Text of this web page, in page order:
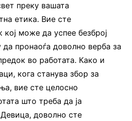
преку вашата
етика. Вие сте
кој може да успее безброј
пронаоѓа доволно верба за
во работата. Како и
кога станува збор за
вие сте целосно
што треба да ја
доволно сте